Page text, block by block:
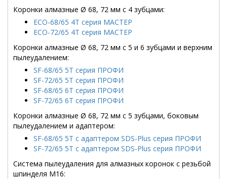
Коронки алмазные Ø 68, 72 мм с 4 зубцами:
ECO-68/65 4T серия МАСТЕР
ECO-72/65 4T серия МАСТЕР
Коронки алмазные Ø 68, 72 мм с 5 и 6 зубцами и верхним
пылеудалением:
SF-68/65 5T серия ПРОФИ
SF-72/65 5T серия ПРОФИ
SF-68/65 6T серия ПРОФИ
SF-72/65 6T серия ПРОФИ
Коронки алмазные Ø 68, 72 мм с 5 зубцами, боковым
пылеудалением и адаптером:
SF-68/65 5T с адаптером SDS-Plus серия ПРОФИ
SF-72/65 5T с адаптером SDS-Plus серия ПРОФИ
Система пылеудаления для алмазных коронок с резьбой
шпинделя М16: